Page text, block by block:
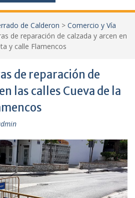
de Calderon > Comercio y Vía
de reparación de calzada y arcen en
y calle Flamencos
de reparación de
las calles Cueva de la